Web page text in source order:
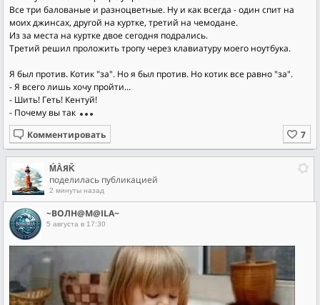
Все три балованые и разноцветные. Ну и как всегда - один спит на
моих джинсах, другой на куртке, третий на чемодане.
Из за места на куртке двое сегодня подрались.
Третий решил проложить тропу через клавиатуру моего ноутбука.
Я был против. Котик "за". Но я был против. Но котик все равно "за".
- Я всего лишь хочу пройти...
- Шить! Геть! Кентуй!
- Почему вы так
Комментировать
ḾẰЯǨ
поделилась публикацией
2 минуты назад
~ВОЛН@М@ILA~
5 августа в 17:30